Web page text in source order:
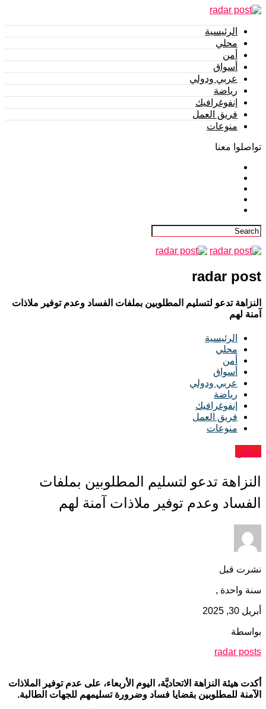
الرئيسية
محلي
أمن
أسواق
عربي ودولي
رياضة
إنفوغرافيك
فريق العمل
منوعات
تواصلوا معنا
radar post
النزاهة تدعو لتسليم المطلوبين بملفات الفساد وعدم توفير ملاذات
آمنة لهم
الرئيسية
محلي
أمن
أسواق
عربي ودولي
رياضة
إنفوغرافيك
فريق العمل
منوعات
محلي
النزاهة تدعو لتسليم المطلوبين بملفات
الفساد وعدم توفير ملاذات آمنة لهم
نشرت قبل
سنة واحدة ,
أبريل 30, 2025
بواسطة
radar posts
أكدت هيئة النزاهة الاتحاديَّة، اليوم الأربعاء، على عدم توفير الملاذات
الآمنة للمطلوبين بقضايا فساد وضرورة تسليمهم للجهات الطالبة.